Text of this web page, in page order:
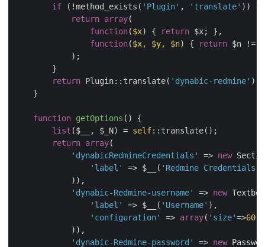
if (!method_exists( 'Plugin' , 'translate' )) {
return array(
function($x) { return $x; },
function($x, $y, $n) { return $n !=
            );
        }
return Plugin::translate( 'dynabic-redmine' );
    }
function getOptions ( ) {
list ($__, $_N) = self::translate();
return array(
'dynabicRedmineCredentials'
=> new
'label'
=> $__( 'Redmine Credentials'
            )),
'dynabic-Redmine-username'
=> new
'label'
=> $__( 'Username' ),
'configuration'
=> array( 'size'=>60
            )),
'dynabic-Redmine-password'
=> new